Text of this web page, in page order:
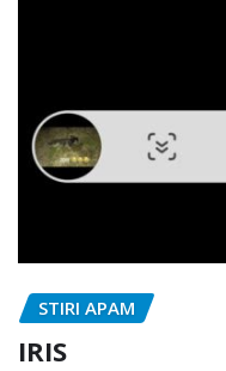
STIRI APAM
IRIS